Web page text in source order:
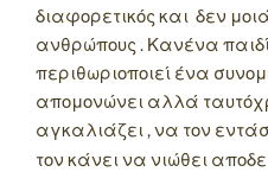
διαφορετικός και δεν
ανθρώπους . Κανένα
περιθωριοποιεί ένα
απομονώνει αλλά
αγκαλιάζει , να τον
τον κάνει να νιώθει